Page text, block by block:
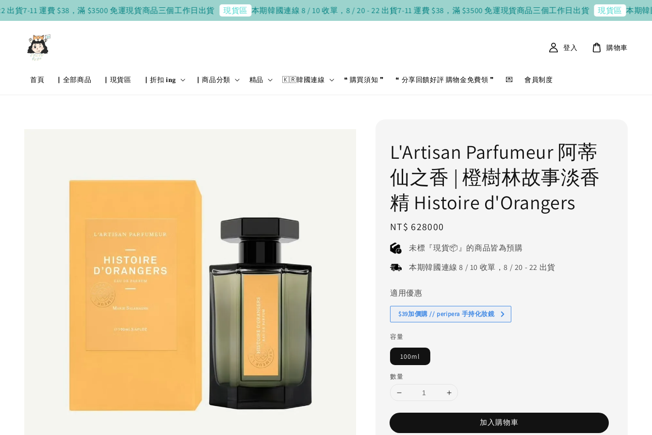
7-11 運費 $38，滿 $3500 免運 現貨商品三個工作日出貨 現貨區 本期韓國連線 8 / 10 收單，8 / 20 - 22 出貨 7-11 運費 $38，滿 $3500 免運 現貨商品三個工作日出貨 現貨區 本期韓國連
首頁 ▏全部商品 ▏現貨區 ▏折扣 𝐢𝐧𝐠 ▏商品分類 精品 🇰🇷韓國連線 ❝ 購買須知 ❞ ❝ 分享回饋好評 購物金免費領 ❞ 💌 會員制度
登入 購物車
L'Artisan Parfumeur 阿蒂
仙之香 | 橙樹林故事淡香
精 Histoire d'Orangers
Regular
price
NT$ 628000
未標『現貨📦』的商品皆為預購
本期韓國連線 8 / 10 收單，8 / 20 - 22 出貨
適用優惠
$39加價購 // peripera 手持化妝鏡
容量
100ml
數量
加入購物車